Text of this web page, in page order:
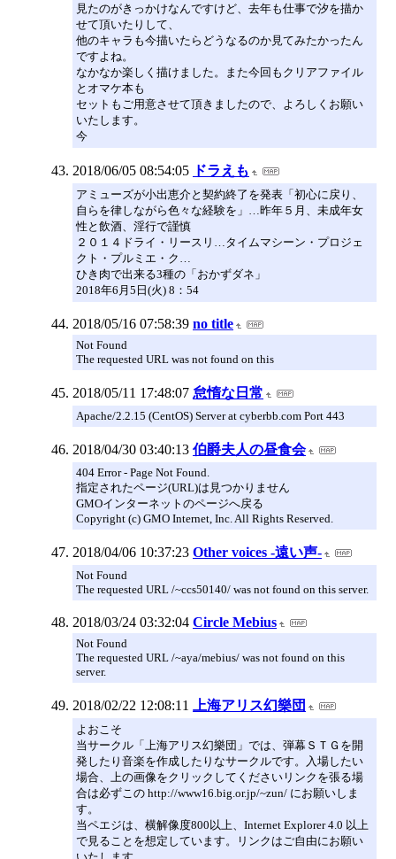
見たのがきっかけなんですけど、去年も仕事で汐を描か
せて頂いたりして、
他のキャラも今描いたらどうなるのか見てみたかったん
ですよね。
なかなか楽しく描けました。また今回もクリアファイル
とオマケ本も
セットもご用意させて頂きましたので、よろしくお願い
いたします。
今
2018/06/05 08:54:05 ドラえも
アミューズが小出恵介と契約終了を発表「初心に戻り、
自らを律しながら色々な経験を」…昨年５月、未成年女
性と飲酒、淫行で謹慎
２０１４ドライ・リースリ…タイムマシーン・プロジェ
クト・プルミエ・ク…
ひき肉で出来る3種の「おかずダネ」
2018年6月5日(火) 8：54
2018/05/16 07:58:39 no title
Not Found
The requested URL was not found on this
2018/05/11 17:48:07 怠惰な日常
Apache/2.2.15 (CentOS) Server at cyberbb.com Port 443
2018/04/30 03:40:13 伯爵夫人の昼食会
404 Error - Page Not Found.
指定されたページ(URL)は見つかりません
GMOインターネットのページへ戻る
Copyright (c) GMO Internet, Inc. All Rights Reserved.
2018/04/06 10:37:23 Other voices -遠い声-
Not Found
The requested URL /~ccs50140/ was not found on this server.
2018/03/24 03:32:04 Circle Mebius
Not Found
The requested URL /~aya/mebius/ was not found on this
server.
2018/02/22 12:08:11 上海アリス幻樂団
よおこそ
当サークル「上海アリス幻樂団」では、弾幕ＳＴＧを開
発したり音楽を作成したりなサークルです。入場したい
場合、上の画像をクリックしてくださいリンクを張る場
合は必ずこの http://www16.big.or.jp/~zun/ にお願いしま
す。
当ペエジは、横解像度800以上、Internet Explorer 4.0 以上
で見ることを想定しています。リンクはご自由にお願い